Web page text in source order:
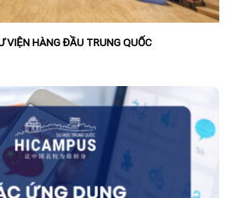
VIỆN HÀNG ĐẦU TRUNG QUỐC